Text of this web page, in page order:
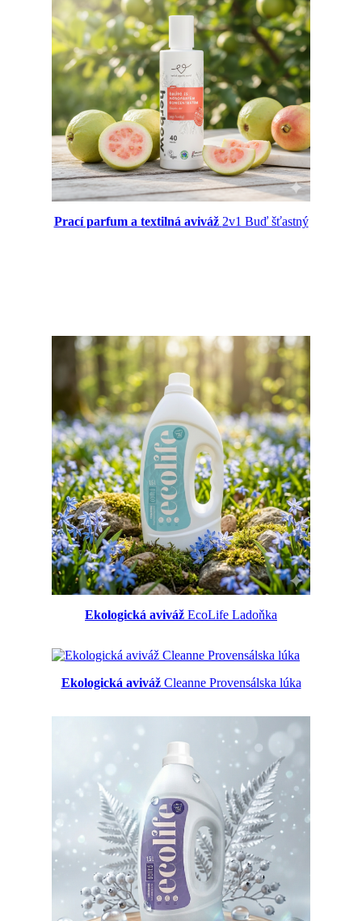
Prací parfum a textilná aviváž 2v1 Buď šťastný
Ekologická aviváž EcoLife Ladoňka
Ekologická avivážCleanne Provensálska lúka